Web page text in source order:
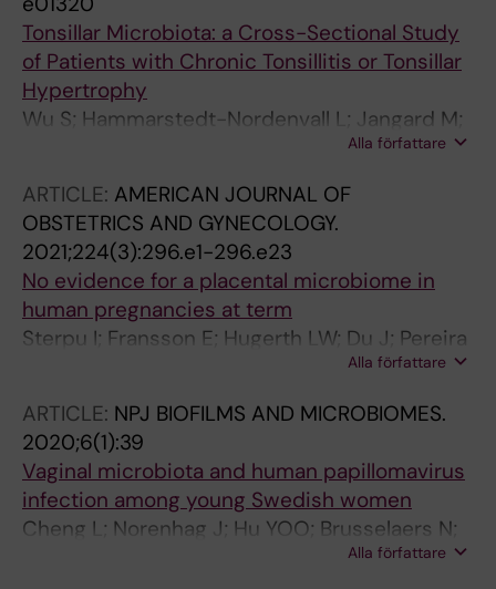
Tonsillar Microbiota: a Cross-Sectional Study
of Patients with Chronic Tonsillitis or Tonsillar
Hypertrophy
Wu S; Hammarstedt-Nordenvall L; Jangard M;
Cheng L; Radu SA; Angelidou P; Zha Y;Alla författare
ARTICLE: AMERICAN JOURNAL OF
OBSTETRICS AND GYNECOLOGY.
2021;224(3):296.e1-296.e23
No evidence for a placental microbiome in
human pregnancies at term
Sterpu I; Fransson E; Hugerth LW; Du J; Pereira
M; Cheng L; Radu SA; Calderon-Perez L; Zha Y;
A; Engstrand L; Wiberg-Itzel E; Schuppe-
Koistinen I
Alla författare
ARTICLE: NPJ BIOFILMS AND MICROBIOMES.
2020;6(1):39
Vaginal microbiota and human papillomavirus
infection among young Swedish women
Cheng L; Norenhag J; Hu YOO; Brusselaers N;
Fransson E; Ahrlund-Richter A; Gudnadottir U;
Alla författare